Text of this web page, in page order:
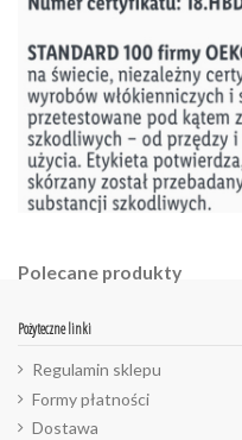
Polecane produkty
Pożyteczne linki
Regulamin sklepu
Formy płatności
Dostawa